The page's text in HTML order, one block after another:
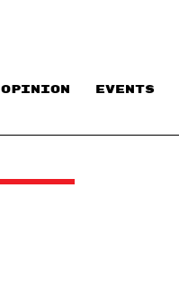
OPINION EVENTS